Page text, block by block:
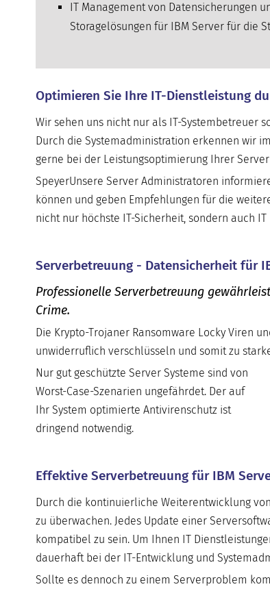
IT Management von Datensicherungen
Storagelösungen für IBM Server für die
Optimieren Sie Ihre IT-Dienstleistung
Wir sehen uns nicht nur als IT-Systembetreuer
Durch die Systemadministration erkennen wir
gerne bei der Leistungsoptimierung Ihrer
SpeyerUnsere Server Administratoren
können und geben Empfehlungen für die
nicht nur höchste IT-Sicherheit, sondern auch
Serverbetreuung - Datensicherheit für
Professionelle Serverbetreuung
Crime.
Die Krypto-Trojaner Ransomware Locky Viren
unwiderruflich verschlüsseln und somit zu
Nur gut geschützte Server Systeme sind von
Worst-Case-Szenarien ungefährdet. Der auf
Ihr System optimierte Antivirenschutz ist
dringend notwendig.
Effektive Serverbetreuung für IBM
Durch die kontinuierliche Weiterentwicklung
zu überwachen. Jedes Update einer
kompatibel zu sein. Um Ihnen IT
dauerhaft bei der IT-Entwicklung und
Sollte es dennoch zu einem Serverproblem